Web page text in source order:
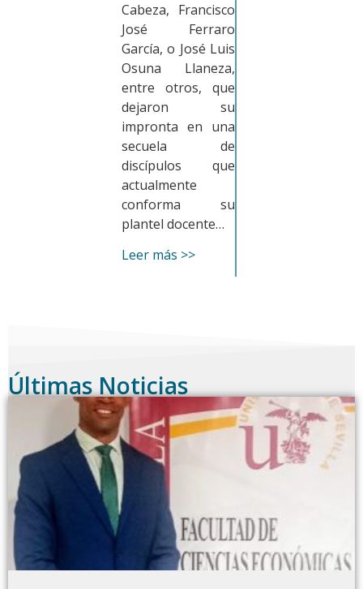
Cabeza, Francisco
José Ferraro
García, o José Luis
Osuna Llaneza,
entre otros, que
dejaron su
impronta en una
secuela de
discípulos que
actualmente
conforma su
plantel docente…
Leer más >>
Últimas Noticias